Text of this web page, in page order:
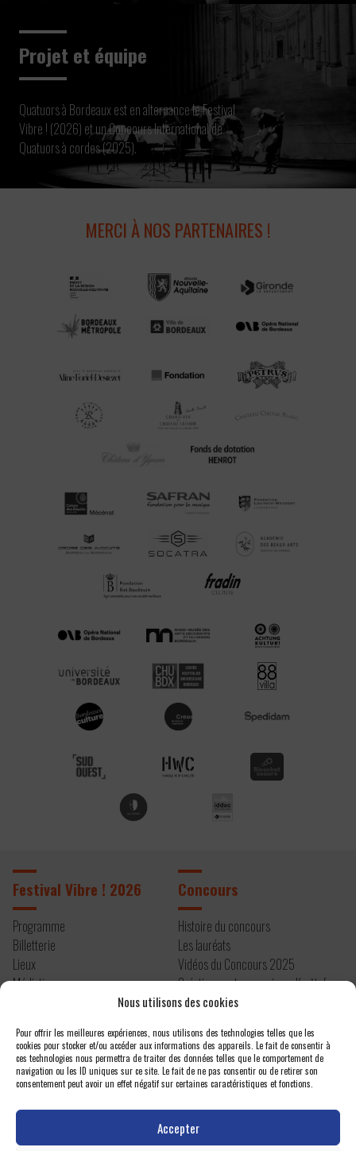
Nous utilisons des cookies
Pour offrir les meilleures expériences, nous utilisons des technologies telles que les
cookies pour stocker et/ou accéder aux informations des appareils. Le fait de consentir à
ces technologies nous permettra de traiter des données telles que le comportement de
navigation ou les ID uniques sur ce site. Le fait de ne pas consentir ou de retirer son
consentement peut avoir un effet négatif sur certaines caractéristiques et fonctions.
Accepter
Projet et équipe
Quatuors à Bordeaux est en alternance le Festival
Vibre ! (2026) et un Concours International de
Quatuors à cordes (2025).
MERCI À NOS PARTENAIRES !
Festival Vibre ! 2026
Programme
Billetterie
Lieux
Médiation
Concours
Histoire du concours
Les lauréats
Vidéos du Concours 2025
Création contemporaine – Kryštof
Mařatka
À propos
Editos
Actualités
Contact
Newsletter
Espace presse
Nous contacter